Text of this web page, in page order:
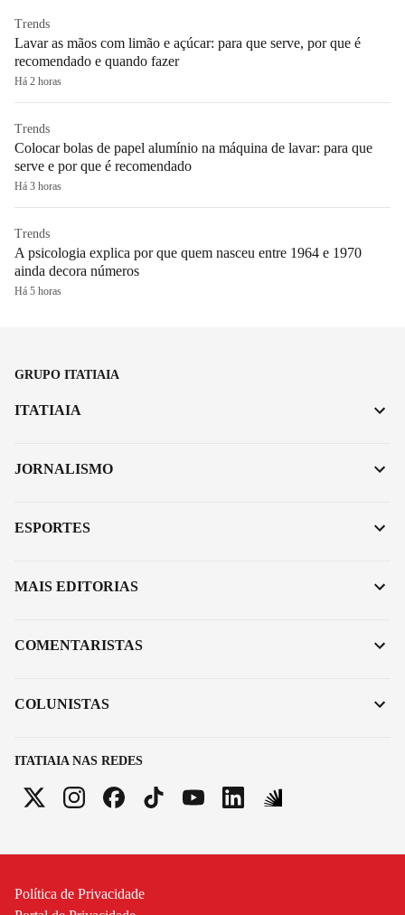
Trends
Lavar as mãos com limão e açúcar: para que serve, por que é
recomendado e quando fazer
Há 2 horas
Trends
Colocar bolas de papel alumínio na máquina de lavar: para que
serve e por que é recomendado
Há 3 horas
Trends
A psicologia explica por que quem nasceu entre 1964 e 1970
ainda decora números
Há 5 horas
GRUPO ITATIAIA
ITATIAIA NAS REDES
ITATIAIA
JORNALISMO
ESPORTES
MAIS EDITORIAS
COMENTARISTAS
COLUNISTAS
Política de Privacidade